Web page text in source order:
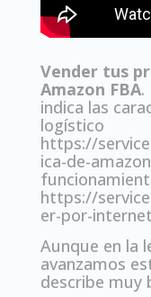
Vender tus
Amazon FBA.
indica las
logístico
https://
ica-de-
https://
er-por-
Aunque en la
avanzamos
describe muy